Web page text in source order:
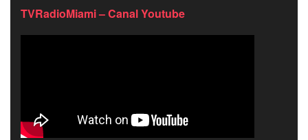
TVRadioMiami – Canal Youtube